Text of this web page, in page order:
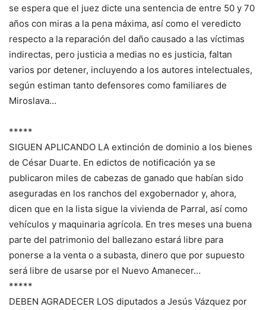
se espera que el juez dicte una sentencia de entre 50 y 70
años con miras a la pena máxima, así como el veredicto
respecto a la reparación del daño causado a las víctimas
indirectas, pero justicia a medias no es justicia, faltan
varios por detener, incluyendo a los autores intelectuales,
según estiman tanto defensores como familiares de
Miroslava…
*****
SIGUEN APLICANDO LA extinción de dominio a los bienes
de César Duarte. En edictos de notificación ya se
publicaron miles de cabezas de ganado que habían sido
aseguradas en los ranchos del exgobernador y, ahora,
dicen que en la lista sigue la vivienda de Parral, así como
vehículos y maquinaria agrícola. En tres meses una buena
parte del patrimonio del ballezano estará libre para
ponerse a la venta o a subasta, dinero que por supuesto
será libre de usarse por el Nuevo Amanecer…
*****
DEBEN AGRADECER LOS diputados a Jesús Vázquez por